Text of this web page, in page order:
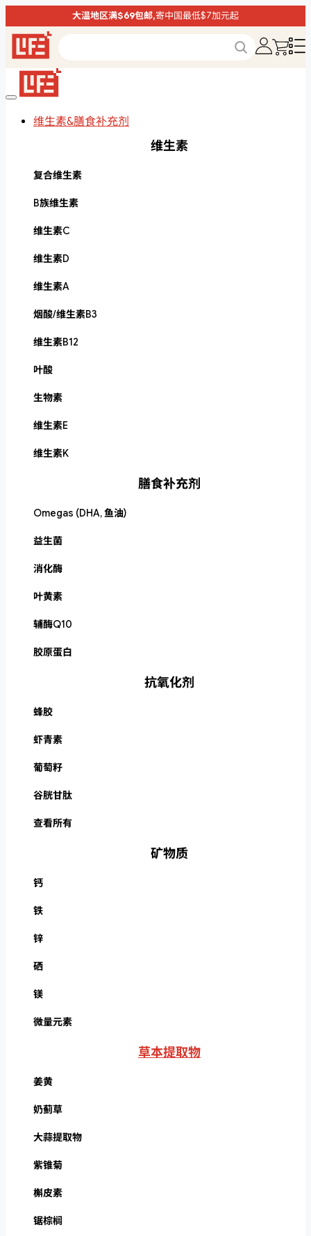
大温地区满$69包邮,寄中国最低$7加元起
维生素&膳食补充剂
维生素
复合维生素
B族维生素
维生素C
维生素D
维生素A
烟酸/维生素B3
维生素B12
叶酸
生物素
维生素E
维生素K
膳食补充剂
Omegas (DHA, 鱼油)
益生菌
消化酶
叶黄素
辅酶Q10
胶原蛋白
抗氧化剂
蜂胶
虾青素
葡萄籽
谷胱甘肽
查看所有
矿物质
钙
铁
锌
硒
镁
微量元素
草本提取物
姜黄
奶蓟草
大蒜提取物
紫锥菊
槲皮素
锯棕榈